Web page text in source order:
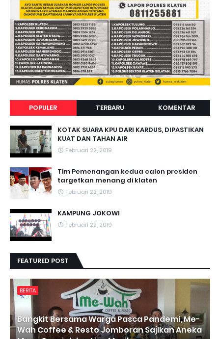
POPULER TERBARU KOMENTAR
KOTAK SUARA KPU DARI KARDUS, DIPASTIKAN
KUAT DAN TAHAN AIR
Februari 22, 2019
Tim Pemenangan kedua calon presiden
targetkan menang di klaten
Februari 22, 2019
KAMPUNG JOKOWI
Februari 22, 2019
FEATURED POST
BERITA
Bangkit Bersama Warga Pasca Pandemi, Me-
Wah Coffee & Resto Jomboran Sajikan Aneka